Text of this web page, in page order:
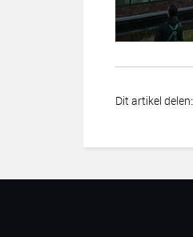
Dit artikel delen: